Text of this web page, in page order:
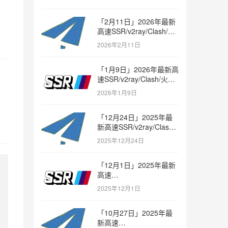
「2月11日」2026年最新
高速SSR/v2ray/Clash/火
箭节点免费分享
2026年2月11日
「1月9日」2026年最新高
速SSR/v2ray/Clash/火箭
节点免费分享
2026年1月9日
「12月24日」2025年最
新高速SSR/v2ray/Clash/
火箭节点免费分享
2025年12月24日
「12月1日」2025年最新
高速
SSR/v2ray/Clash/trojan
节点免费分享
2025年12月1日
「10月27日」2025年最
新高速